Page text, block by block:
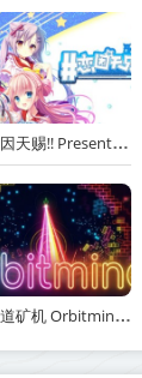
《恋因天赐!! Present From Angel Template!! An Angel's Gift》Build.23930554-免安装中文版丨中文版网盘下载
《轨道矿机 Orbitmine》Build.24135737-免安装中文版丨中文版网盘下载